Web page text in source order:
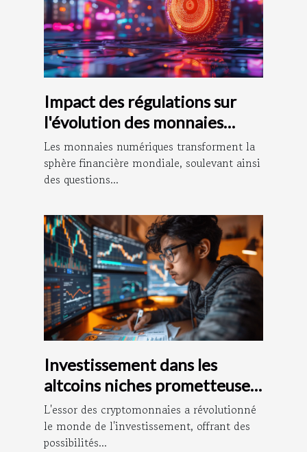
Impact des régulations sur
l'évolution des monnaies
numériques
Les monnaies numériques transforment la
sphère financière mondiale, soulevant ainsi
des questions...
Investissement dans les
altcoins niches prometteuses
et risques à considérer
L'essor des cryptomonnaies a révolutionné
le monde de l'investissement, offrant des
possibilités...